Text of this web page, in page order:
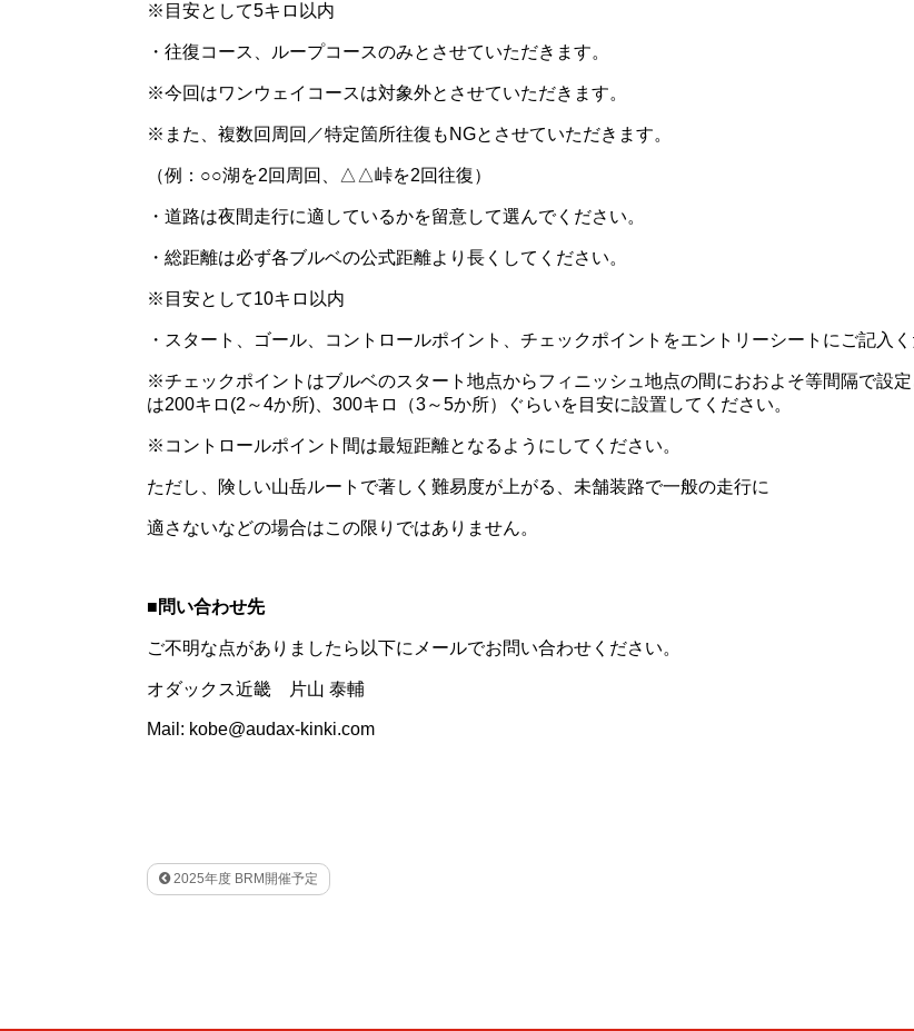
※目安として5キロ以内
・往復コース、ループコースのみとさせていただきます。
※今回はワンウェイコースは対象外とさせていただきます。
※また、複数回周回／特定箇所往復もNGとさせていただきます。
（例：○○湖を2回周回、△△峠を2回往復）
・道路は夜間走行に適しているかを留意して選んでください。
・総距離は必ず各ブルベの公式距離より長くしてください。
※目安として10キロ以内
・スタート、ゴール、コントロールポイント、チェックポイントをエントリーシートにご記入く
※チェックポイントはブルベのスタート地点からフィニッシュ地点の間におおよそ等間隔で設
は200キロ(2～4か所)、300キロ（3～5か所）ぐらいを目安に設置してください。
※コントロールポイント間は最短距離となるようにしてください。
ただし、険しい山岳ルートで著しく難易度が上がる、未舗装路で一般の走行に
適さないなどの場合はこの限りではありません。
■問い合わせ先
ご不明な点がありましたら以下にメールでお問い合わせください。
オダックス近畿 片山 泰輔
Mail: kobe@audax-kinki.com
2025年度 BRM開催予定